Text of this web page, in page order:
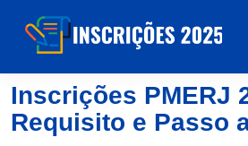
Inscrições PMERJ
Requisito e Passo